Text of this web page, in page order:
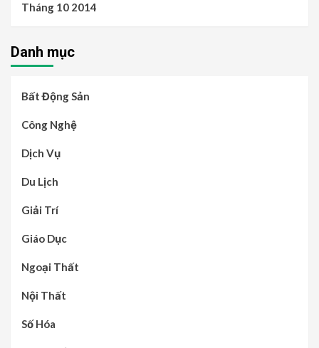
Tháng 10 2014
Danh mục
Bất Động Sản
Công Nghệ
Dịch Vụ
Du Lịch
Giải Trí
Giáo Dục
Ngoại Thất
Nội Thất
Số Hóa